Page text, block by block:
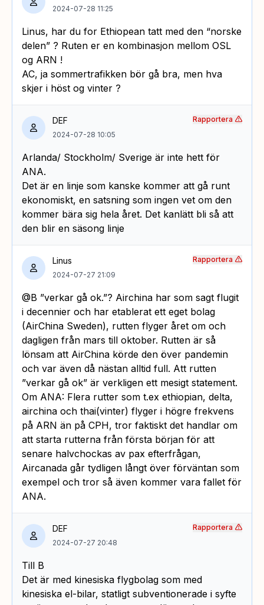
2024-07-28 11:25
Linus, har du for Ethiopean tatt med den “norske
delen” ? Ruten er en kombinasjon mellom OSL
og ARN !
AC, ja sommertrafikken bör gå bra, men hva
skjer i höst og vinter ?
DEF
2024-07-28 10:05
Arlanda/ Stockholm/ Sverige är inte hett för
ANA.
Det är en linje som kanske kommer att gå runt
ekonomiskt, en satsning som ingen vet om den
kommer bära sig hela året. Det kanlätt bli så att
den blir en säsong linje
Rapportera
Linus
2024-07-27 21:09
@B ”verkar gå ok.”? Airchina har som sagt flugit
i decennier och har etablerat ett eget bolag
(AirChina Sweden), rutten flyger året om och
dagligen från mars till oktober. Rutten är så
lönsam att AirChina körde den över pandemin
och var även då nästan alltid full. Att rutten
”verkar gå ok” är verkligen ett mesigt statement.
Om ANA: Flera rutter som t.ex ethiopian, delta,
airchina och thai(vinter) flyger i högre frekvens
på ARN än på CPH, tror faktiskt det handlar om
att starta rutterna från första början för att
senare halvchockas av pax efterfrågan,
Aircanada går tydligen långt över förväntan som
exempel och tror så även kommer vara fallet för
ANA.
Rapportera
DEF
2024-07-27 20:48
Till B
Det är med kinesiska flygbolag som med
kinesiska el-bilar, statligt subventionerade i syfte
Rapportera